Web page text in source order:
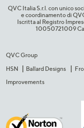
QVC Italia S.r.l. con unico
e coordinamento di
Iscritta al Registro
10050721009
QVC Group
HSN
Ballard Designs
Improvements